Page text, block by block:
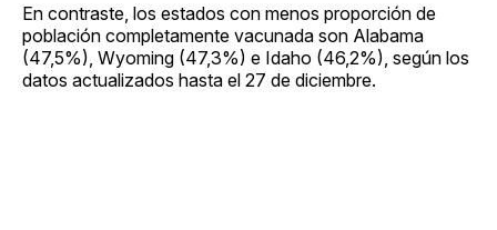
En contraste, los estados con menos proporción de
población completamente vacunada son Alabama
(47,5%), Wyoming (47,3%) e Idaho (46,2%), según los
datos actualizados hasta el 27 de diciembre.